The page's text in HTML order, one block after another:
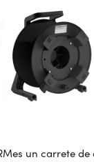
un carrete